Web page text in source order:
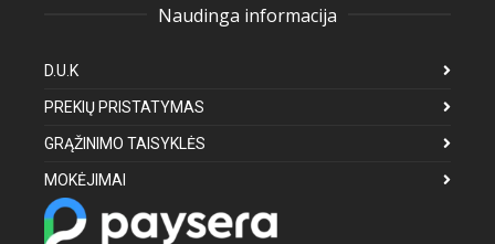
Naudinga informacija
D.U.K
PREKIŲ PRISTATYMAS
GRĄŽINIMO TAISYKLĖS
MOKĖJIMAI